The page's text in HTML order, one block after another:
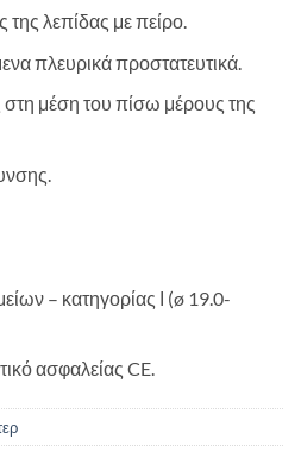
λεπίδας με πείρο.
πλευρικά προστατευτικά.
μέση του πίσω μέρους της
– κατηγορίας Ι (ø 19.0-
ασφαλείας CE.